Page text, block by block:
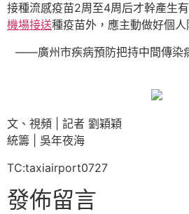
接種流感疫苗2周至4周后才幹產生
機場接送種疫苗外，應主動做好個人
——廣州市疾病預防把持中間傳染
文、視頻 | 記者 劉穎穎
統籌 | 吳年夜海
TC:taxiairport0727
發佈留言